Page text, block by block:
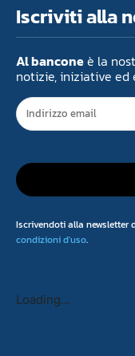
Iscriviti alla
Al banconeè la
notizie, iniziative ed
Iscrivendoti alla newsletter
condizioni d'uso.
Loading...